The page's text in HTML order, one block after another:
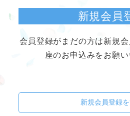
新規会員
会員登録がまだの方は新規
座のお申込みをお願い
新規会員登録